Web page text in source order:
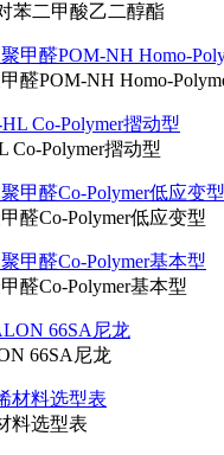
苯二甲酸乙二醇酯
醛POM-NH Homo-
Co-Polymer摺动型
醛Co-Polymer低应变型
醛Co-Polymer基本型
66SA尼龙
料选型表